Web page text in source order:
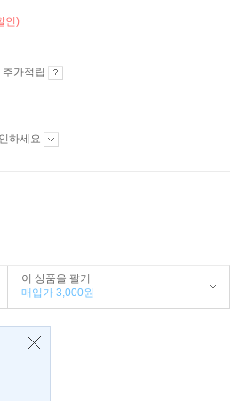
인)
가적립
하세요
이 상품을 팔기
매입가 3,000원